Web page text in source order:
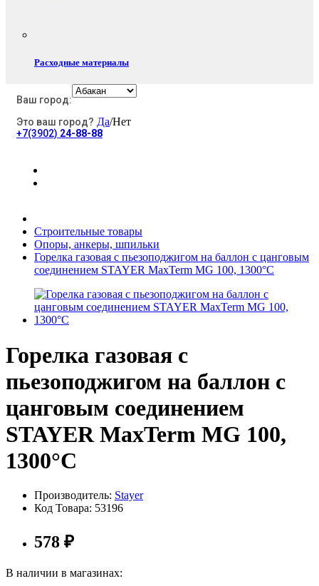
Расходные материалы
Электротовары
Хозяйственные товары
Все для бани
Ваш город:
Это ваш город? Да/Нет
+7(3902) 24-88-88
Строительные товары
Опоры, анкеры, шпильки
Горелка газовая с пьезоподжигом на баллон с цанговым
соединением STAYER MaxTerm MG 100, 1300°C
Горелка газовая с
пьезоподжигом на баллон с
цанговым соединением
STAYER MaxTerm MG 100,
1300°C
Производитель: Stayer
Код Товара: 53196
578 ₽
В наличии в магазинах: